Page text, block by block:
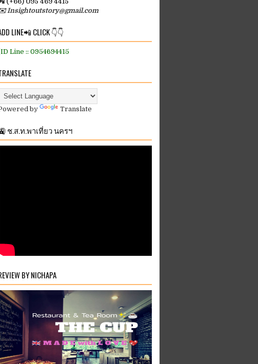
Insightoutstory@gmail.com
LINE📲 CLICK 👇👇
[ID Line :: 0954694415
by Translate
ช.ส.ท.พาเที่ยว นครฯ
BY NICHAPA